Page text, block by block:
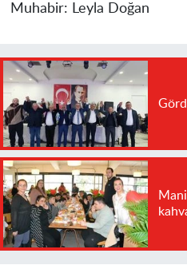
Muhabir: Leyla Doğan